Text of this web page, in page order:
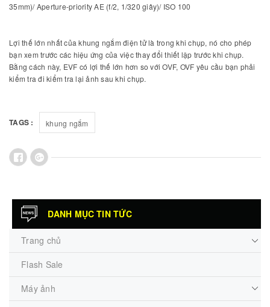
35mm)/ Aperture-priority AE (f/2, 1/320 giây)/ ISO 100
Lợi thế lớn nhất của khung ngắm điện tử là trong khi chụp, nó cho phép
bạn xem trước các hiệu ứng của việc thay đổi thiết lập trước khi chụp.
Bằng cách này, EVF có lợi thế lớn hơn so với OVF, OVF yêu cầu bạn phải
kiểm tra đi kiểm tra lại ảnh sau khi chụp.
TAGS : khung ngắm
DANH MỤC TIN TỨC
Trang chủ
Flash Sale
Máy ảnh